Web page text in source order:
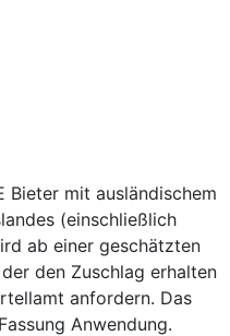
Bieter mit ausländischem
(einschließlich
ab einer geschätzten
den Zuschlag erhalten
anfordern. Das
Anwendung.